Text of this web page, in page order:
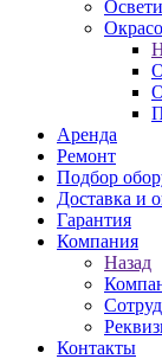
Аренда
Ремонт
Подбор
Доставка и
Гарантия
Компания
Назад
Контакты